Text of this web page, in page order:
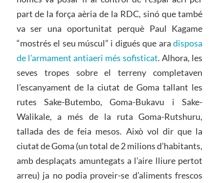
part de la força aèria de la RDC, sinó que també
va ser una oportunitat perquè Paul Kagame
“mostrés el seu múscul” i digués que aradisposa
de l’armament antiaeri més sofisticat. Alhora, les
seves tropes sobre el terreny completaven
l’escanyament de la ciutat de Goma tallant les
rutes Sake-Butembo, Goma-Bukavu i Sake-
Walikale, a més de la ruta Goma-Rutshuru,
tallada des de feia mesos. Això vol dir que la
ciutat de Goma (un total de 2 milions d’habitants,
amb desplaçats amuntegats a l’aire lliure pertot
arreu) ja no podia proveir-se d’aliments frescos